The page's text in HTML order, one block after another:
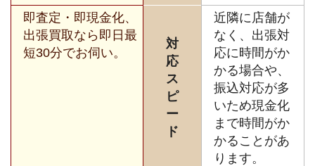
即査定・即現金化、
出張買取なら即日最
短30分でお伺い。
対
応
ス
ピ
ー
ド
近隣に店舗が
なく、出張対
応に時間がか
かる場合や、
振込対応が多
いため現金化
まで時間がか
かることがあ
ります。